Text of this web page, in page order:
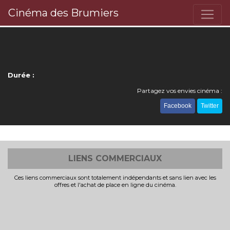
Cinéma des Brumiers
Durée :
Partagez vos envies cinéma :
Facebook Twitter
LIENS COMMERCIAUX
Ces liens commerciaux sont totalement indépendants et sans lien avec les
offres et l'achat de place en ligne du cinéma.